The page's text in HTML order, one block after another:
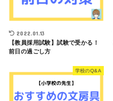
2022.01.13
【教員採用試験】試験で受かる！
前日の過ごし方
学校のQ&A